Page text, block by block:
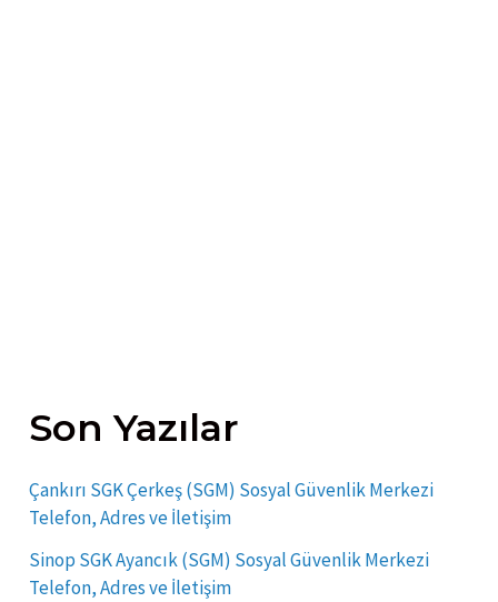
Son Yazılar
Çankırı SGK Çerkeş (SGM) Sosyal Güvenlik Merkezi
Telefon, Adres ve İletişim
Sinop SGK Ayancık (SGM) Sosyal Güvenlik Merkezi
Telefon, Adres ve İletişim